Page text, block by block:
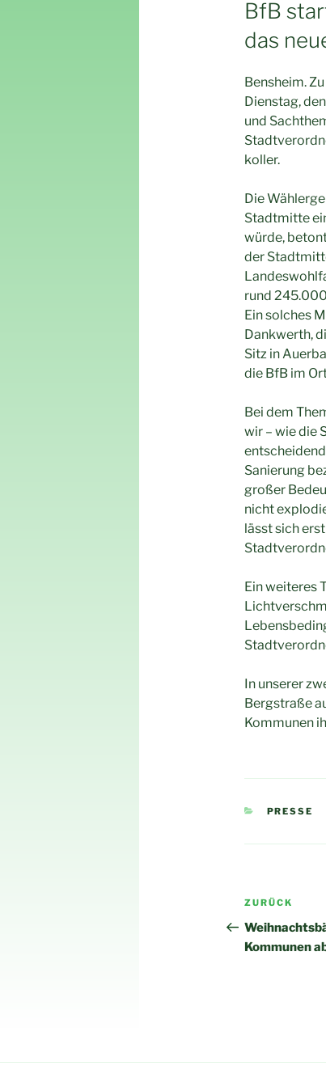
BfB
das
Bensheim.
Dienstag,
und
koller.
Die
Stadtmitte
würde,
der
rund
Ein solches
Dankwerth,
Sitz in
die BfB im
Bei dem
wir – wie die
Sanierung
großer
nicht
lässt sich
Ein weiteres
In unserer
Bergstraße
Kommunen
PRESSE
Vorheriger
Beitrag
ZURÜCK
Kommunen